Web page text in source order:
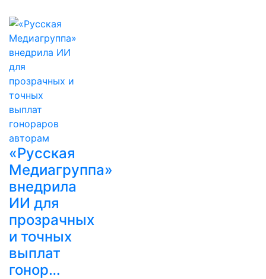
«Русская
Медиагруппа»
внедрила
ИИ для
прозрачных
и точных
выплат
гонор…